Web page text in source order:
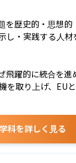
歴史的・思想
・実践する人材
躍的に統合を
取り上げ、EU
学科を詳しく見る